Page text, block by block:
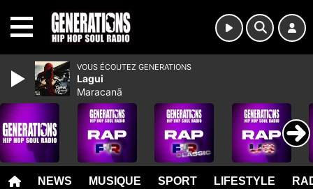
NEWS MUSIQUE SPORT LIFESTYLE
VOUS ÉCOUTEZ GENERATIONS
Lagui
Maracanã